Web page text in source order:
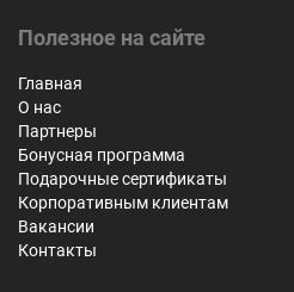
Полезное на сайте
Главная
О нас
Партнеры
Бонусная программа
Подарочные сертификаты
Корпоративным клиентам
Вакансии
Контакты